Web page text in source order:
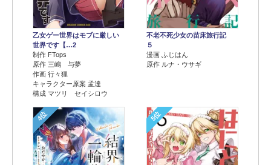
乙女ゲー世界はモブに厳しい
世界です【…2
制作 FTops
原作 三嶋 与夢
作画 行々狸
キャラクター原案 孟達
構成 マツリ セイシロウ
不老不死少女の苗床旅行記
５
漫画 ふじはん
原作 ルナ・ウサギ
4位 5位